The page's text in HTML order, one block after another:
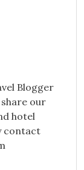
Blogger
our
hotel
contact